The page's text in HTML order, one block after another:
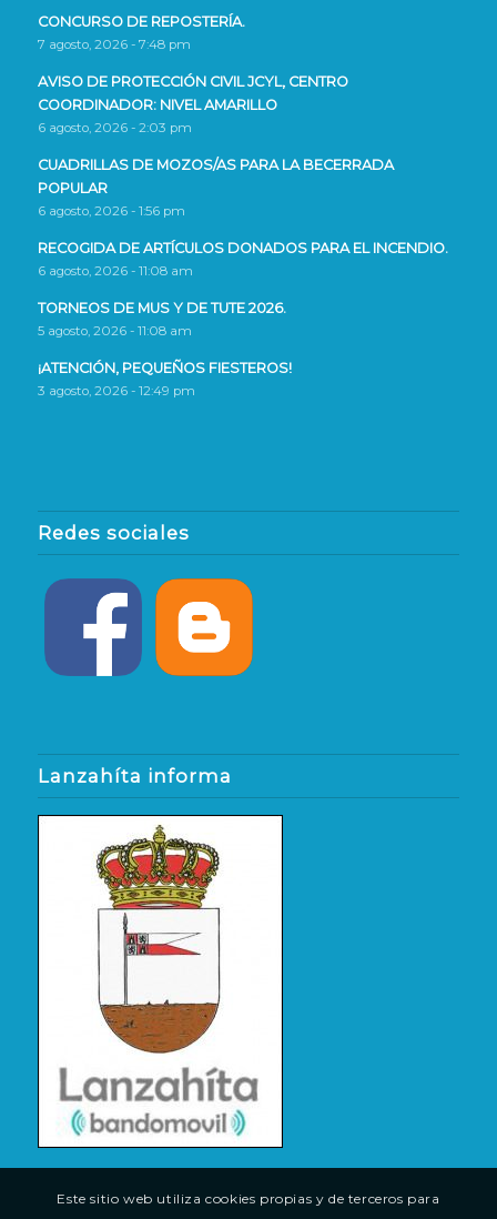
CONCURSO DE REPOSTERÍA.
7 agosto, 2026 - 7:48 pm
AVISO DE PROTECCIÓN CIVIL JCYL, CENTRO
COORDINADOR: NIVEL AMARILLO
6 agosto, 2026 - 2:03 pm
CUADRILLAS DE MOZOS/AS PARA LA BECERRADA
POPULAR
6 agosto, 2026 - 1:56 pm
RECOGIDA DE ARTÍCULOS DONADOS PARA EL INCENDIO.
6 agosto, 2026 - 11:08 am
TORNEOS DE MUS Y DE TUTE 2026.
5 agosto, 2026 - 11:08 am
¡ATENCIÓN, PEQUEÑOS FIESTEROS!
3 agosto, 2026 - 12:49 pm
Redes sociales
Lanzahíta informa
Este sitio web utiliza cookies propias y de terceros para